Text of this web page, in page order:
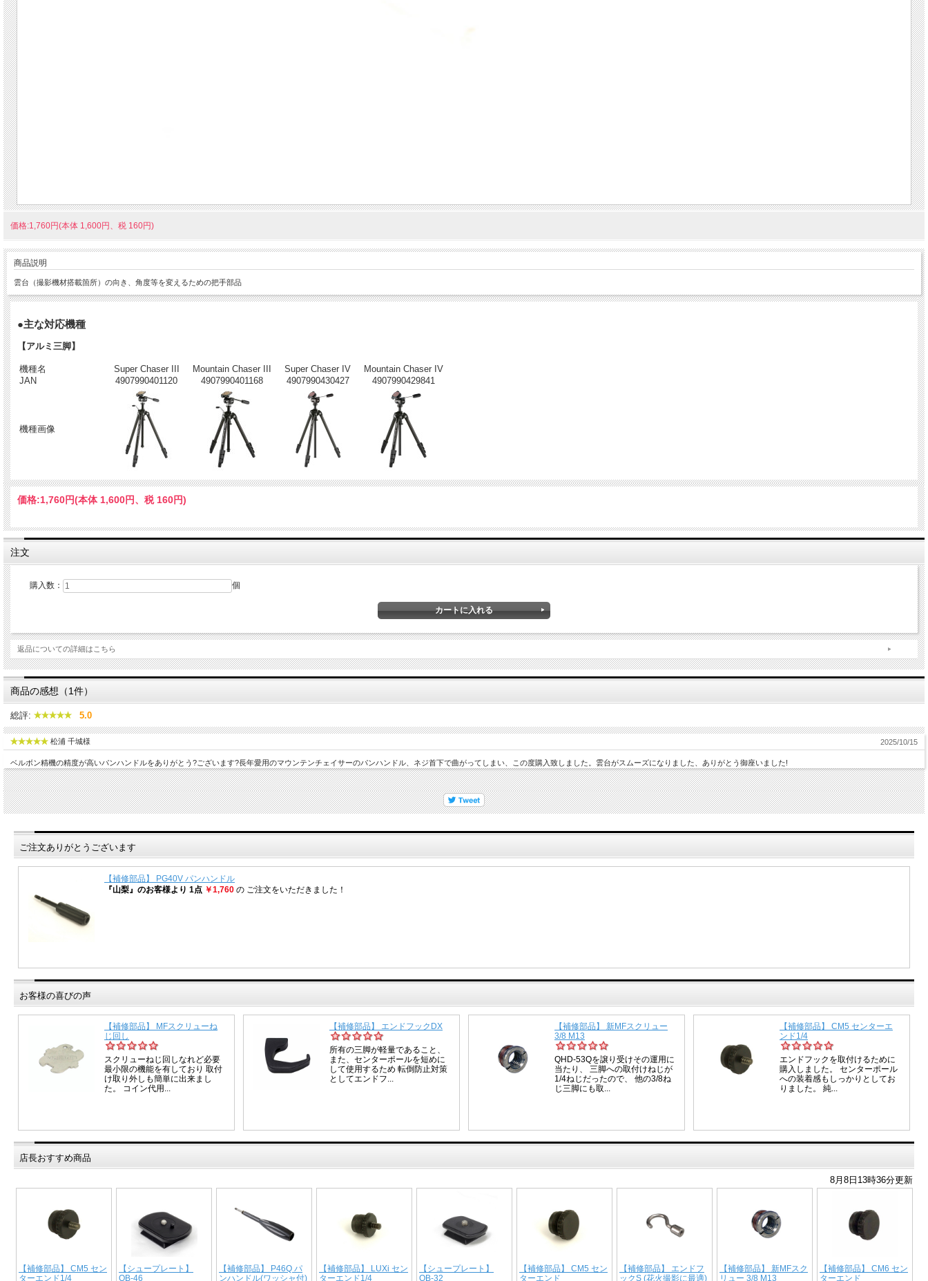
価格:1,760円(本体 1,600円、税 160円)
商品説明
雲台（撮影機材搭載箇所）の向き、角度等を変えるための把手部品
●主な対応機種
【アルミ三脚】
機種名 Super Chaser III Mountain Chaser III Super Chaser IV
Mountain Chaser IV
JAN
4907990401120 4907990401168 4907990430427 4907990429841
機種画像
価格:1,760円(本体 1,600円、税 160円)
注文
購入数： 個
返品についての詳細はこちら
商品の感想（1件）
総評: 5.0
松浦 千城様 2025/10/15
ベルボン精機の精度が高いパンハンドルをありがとう?ございます?長年愛用のマウンテンチェイサーのパンハンドル、ネジ首下で曲がってしまい、この度購入致しました。雲台がスムーズになりました、ありがとう御座いました!
ご注文ありがとうございます
お客様の喜びの声
店長おすすめ商品